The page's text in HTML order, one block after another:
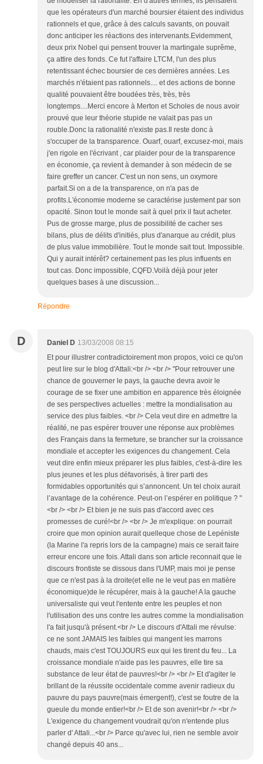
que les opérateurs d'un marché boursier étaient des individus
rationnels et que, grâce à des calculs savants, on pouvait
donc anticiper les réactions des intervenants.Evidemment,
deux prix Nobel qui pensent trouver la martingale suprême,
ça attire des fonds. Ce fut l'affaire LTCM, l'un des plus
retentissant échec boursier de ces dernières années. Les
marchés n'étaient pas rationnels.... et des actions de bonne
qualité pouvaient être boudées très, très, très
longtemps....Merci encore à Merton et Scholes de nous avoir
prouvé que leur théorie stupide ne valait pas pas un
rouble.Donc la rationalité n'existe pas.Il reste donc à
s'occuper de la transparence. Ouarf, ouarf, excusez-moi, mais
j'en rigole en l'écrivant , car plaider pour de la transparence
en économie, ça revient à demander à son médecin de se
faire greffer un cancer. C'est un non sens, un oxymore
parfait.Si on a de la transparence, on n'a pas de
profits.L'économie moderne se caractérise justement par son
opacité. Sinon tout le monde sait à quel prix il faut acheter.
Pus de grosse marge, plus de possibilité de cacher ses
bilans, plus de délits d'initiés, plus d'anarque au crédit, plus
de plus value immobilière. Tout le monde sait tout. Impossible.
Qui y aurait intérêt? certainement pas les plus influents en
tout cas. Donc impossible, CQFD.Voilà déjà pour jeter
quelques bases à une discussion...
Répondre
D Daniel D 13/03/2008 08:15
Et pour illustrer contradictoirement mon propos, voici ce qu'on
peut lire sur le blog d'Attali:<br /> <br /> "Pour retrouver une
chance de gouverner le pays, la gauche devra avoir le
courage de se fixer une ambition en apparence très éloignée
de ses perspectives actuelles : mettre la mondialisation au
service des plus faibles. <br /> Cela veut dire en admettre la
réalité, ne pas espérer trouver une réponse aux problèmes
des Français dans la fermeture, se brancher sur la croissance
mondiale et accepter les exigences du changement. Cela
veut dire enfin mieux préparer les plus faibles, c'est-à-dire les
plus jeunes et les plus défavorisés, à tirer parti des
formidables opportunités qui s’annoncent. Un tel choix aurait
l’avantage de la cohérence. Peut-on l’espérer en politique ? "
<br /> <br /> Et bien je ne suis pas d'accord avec ces
promesses de curé!<br /> <br /> Je m'explique: on pourrait
croire que mon opinion aurait quelleque chose de Lepéniste
(la Marine l'a repris lors de la campagne) mais ce serait faire
erreur encore une fois. Attali dans son article reconnait que le
discours frontiste se dissous dans l'UMP, mais moi je pense
que ce n'est pas à la droite(et elle ne le veut pas en matière
économique)de le récupérer, mais à la gauche! A la gauche
universaliste qui veut l'entente entre les peuples et non
l'utilisation des uns contre les autres comme la mondialisation
l'a fait jusqu'à présent.<br /> Le discours d'Attali me révulse:
ce ne sont JAMAIS les faibles qui mangent les marrons
chauds, mais c'est TOUJOURS eux qui les tirent du feu... La
croissance mondiale n'aide pas les pauvres, elle tire sa
substance de leur état de pauvres!<br /> <br /> Et d'agiter le
brillant de la réussite occidentale comme avenir radieux du
pauvre du pays pauvre(mais émergent!), c'est se foutre de la
gueule du monde entier!<br /> Et de son avenir!<br /> <br />
L'exigence du changement voudrait qu'on n'entende plus
parler d' Attali...<br /> Parce qu'avec lui, rien ne semble avoir
changé depuis 40 ans...